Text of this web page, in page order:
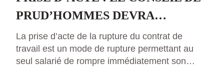
PRUD’HOMMES DEVRA
STATUER DANS LE DELAI D’1
MOIS. UNE LOI INAPPLICABLE ?
La prise d’acte de la rupture du contrat de
travail est un mode de rupture permettant au
seul salarié de rompre immédiatement son